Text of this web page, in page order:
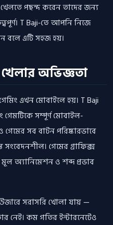
খেলতে পছন্দ করেন তাদের জন্য
T Baji-তে আপনি নিজে
বলে এটি সহজ হয়।
অভিজ্ঞতা
এখন মোবাইলে হয়। T Baji
গেমটিকে সম্পূর্ণ মোবাইল-
সব বাটন পরিষ্কারভাবে
সংবেদনশীল। গেমের গ্রাফিক্স
অ্যানিমেশন ও শব্দ প্রভাব
সরাসরি খোলা যায় —
কম গতির ইন্টারনেটেও